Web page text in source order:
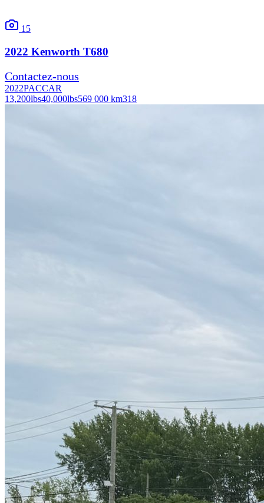
15
2022 Kenworth T680
Contactez-nous
2022PACCAR
13,200lbs40,000lbs569 000 km318